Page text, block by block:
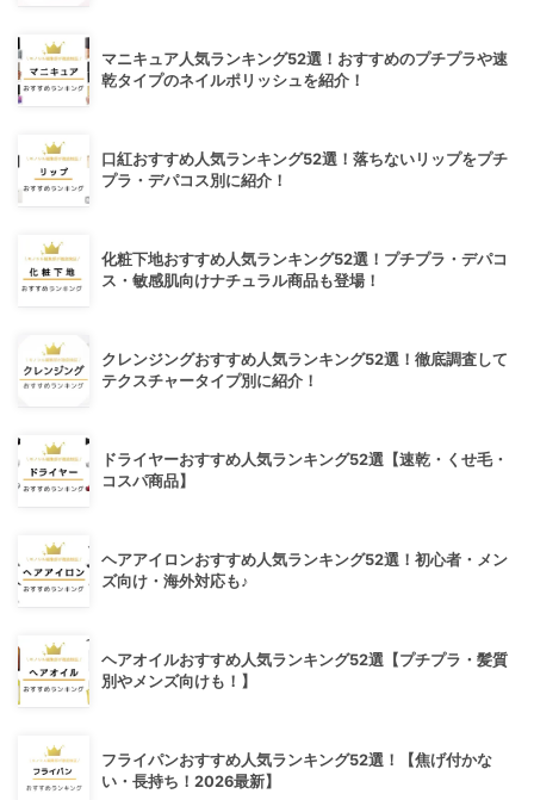
マニキュア人気ランキング52選！おすすめのプチプラや速
乾タイプのネイルポリッシュを紹介！
口紅おすすめ人気ランキング52選！落ちないリップをプチ
プラ・デパコス別に紹介！
化粧下地おすすめ人気ランキング52選！プチプラ・デパコ
ス・敏感肌向けナチュラル商品も登場！
クレンジングおすすめ人気ランキング52選！徹底調査して
テクスチャータイプ別に紹介！
ドライヤーおすすめ人気ランキング52選【速乾・くせ毛・
コスパ商品】
ヘアアイロンおすすめ人気ランキング52選！初心者・メン
ズ向け・海外対応も♪
ヘアオイルおすすめ人気ランキング52選【プチプラ・髪質
別やメンズ向けも！】
フライパンおすすめ人気ランキング52選！【焦げ付かな
い・長持ち！2026最新】